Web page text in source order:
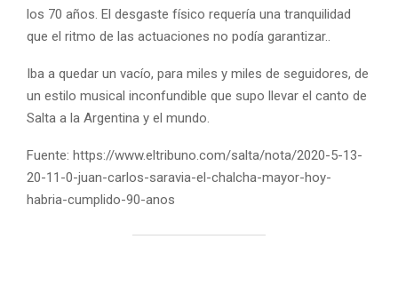
los 70 años. El desgaste físico requería una tranquilidad
que el ritmo de las actuaciones no podía garantizar..
Iba a quedar un vacío, para miles y miles de seguidores, de
un estilo musical inconfundible que supo llevar el canto de
Salta a la Argentina y el mundo.
Fuente: https://www.eltribuno.com/salta/nota/2020-5-13-
20-11-0-juan-carlos-saravia-el-chalcha-mayor-hoy-
habria-cumplido-90-anos